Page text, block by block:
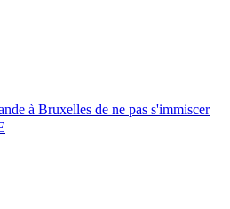
à Bruxelles de ne pas s'immiscer